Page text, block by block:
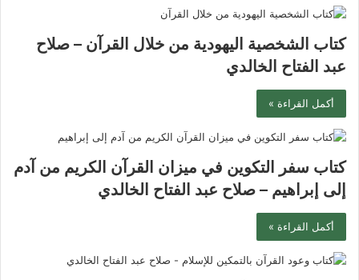
كتاب الشخصية اليهودية من خلال القرآن – صلاح
عبد الفتاح الخالدي
أكمل القراءة »
كتاب سفر التكوين في ميزان القرآن الكريم من آدم
إلى إبراهيم – صلاح عبد الفتاح الخالدي
أكمل القراءة »